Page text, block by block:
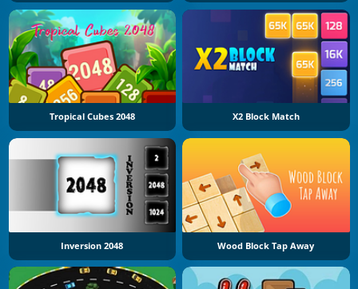
Tropical Cubes 2048 X2 Block Match
Inversion 2048 Wood Block Tap Away